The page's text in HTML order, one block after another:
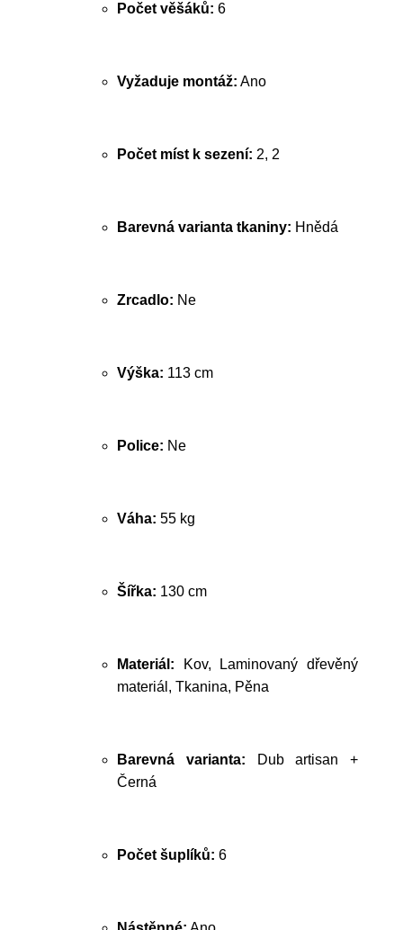
Počet věšáků: 6
Vyžaduje montáž: Ano
Počet míst k sezení: 2, 2
Barevná varianta tkaniny: Hnědá
Zrcadlo: Ne
Výška: 113 cm
Police: Ne
Váha: 55 kg
Šířka: 130 cm
Materiál: Kov, Laminovaný dřevěný
materiál, Tkanina, Pěna
Barevná varianta: Dub artisan +
Černá
Počet šuplíků: 6